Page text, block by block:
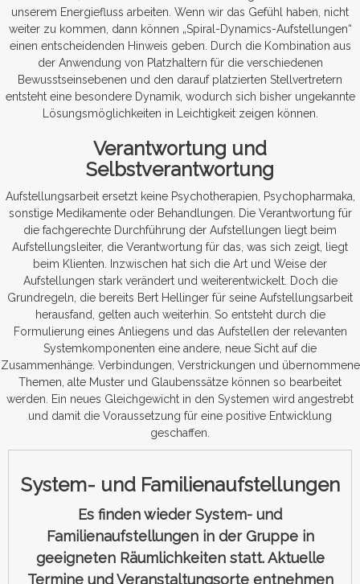
unserem Energiefluss arbeiten. Wenn wir das Gefühl haben, nicht
weiter zu kommen, dann können „Spiral-Dynamics-Aufstellungen“
einen entscheidenden Hinweis geben. Durch die Kombination aus
der Anwendung von Platzhaltern für die verschiedenen
Bewusstseinsebenen und den darauf platzierten Stellvertretern
entsteht eine besondere Dynamik, wodurch sich bisher ungekannte
Lösungsmöglichkeiten in Leichtigkeit zeigen können.
Verantwortung und
Selbstverantwortung
Aufstellungsarbeit ersetzt keine Psychotherapien, Psychopharmaka,
sonstige Medikamente oder Behandlungen. Die Verantwortung für
die fachgerechte Durchführung der Aufstellungen liegt beim
Aufstellungsleiter, die Verantwortung für das, was sich zeigt, liegt
beim Klienten. Inzwischen hat sich die Art und Weise der
Aufstellungen stark verändert und weiterentwickelt. Doch die
Grundregeln, die bereits Bert Hellinger für seine Aufstellungsarbeit
herausfand, gelten auch weiterhin. So entsteht durch die
Formulierung eines Anliegens und das Aufstellen der relevanten
Systemkomponenten eine andere, neue Sicht auf die
Zusammenhänge. Verbindungen, Verstrickungen und übernommene
Themen, alte Muster und Glaubenssätze können so bearbeitet
werden. Ein neues Gleichgewicht in den Systemen wird angestrebt
und damit die Voraussetzung für eine positive Entwicklung
geschaffen.
System- und Familienaufstellungen
Es finden wieder System- und
Familienaufstellungen in der Gruppe in
geeigneten Räumlichkeiten statt. Aktuelle
Termine und Veranstaltungsorte entnehmen